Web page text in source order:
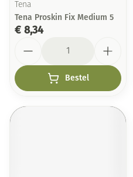
Tena
Tena Proskin Fix Medium 5
€ 8,34
Bestel